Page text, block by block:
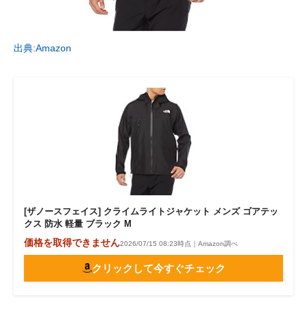
出典:Amazon
[ザノースフェイス] クライムライトジャケット メンズ ゴアテッ
クス 防水 軽量 ブラック M
価格を取得できません2026/07/15 08:23時点｜Amazon調べ
クリックして今すぐチェック